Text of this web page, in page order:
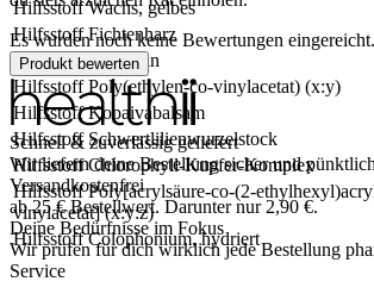
Hilfsstoff Wachs, gelbes
Hilfsstoff Fichtenharz
Hilfsstoff Terpentin
Hilfsstoff Poly(ethylen-co-vinylacetat) (x:y)
Hilfsstoff Kopaivabalsam
Hilfsstoff Schwertlilienwurzelstock
Hilfsstoff Chlorophyll-Kupfer-Komplex
Hilfsstoff Poly[acrylsäure-co-(2-
vinylacetat] (x:y:z)
Hilfsstoff Colophonium, hydriert
Es wurden noch keine Bewertungen eingereicht.
Produkt bewerten
Schnell & zuverlässig geliefert
Wir liefern deine Bestellung sicher und
Versandkostenfrei
ab25€Bestellwert. Darunter nur2,90 €.
Deine Bedürfnisse im Fokus
Wir prüfen für dich wirklichjedeBestellung
Service